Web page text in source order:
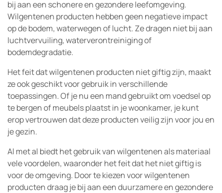
bij aan een schonere en gezondere leefomgeving.
Wilgentenen producten hebben geen negatieve impact
op de bodem, waterwegen of lucht. Ze dragen niet bij aan
luchtvervuiling, waterverontreiniging of
bodemdegradatie.
Het feit dat wilgentenen producten niet giftig zijn, maakt
ze ook geschikt voor gebruik in verschillende
toepassingen. Of je nu een mand gebruikt om voedsel op
te bergen of meubels plaatst in je woonkamer, je kunt
erop vertrouwen dat deze producten veilig zijn voor jou en
je gezin.
Al met al biedt het gebruik van wilgentenen als materiaal
vele voordelen, waaronder het feit dat het niet giftig is
voor de omgeving. Door te kiezen voor wilgentenen
producten draag je bij aan een duurzamere en gezondere